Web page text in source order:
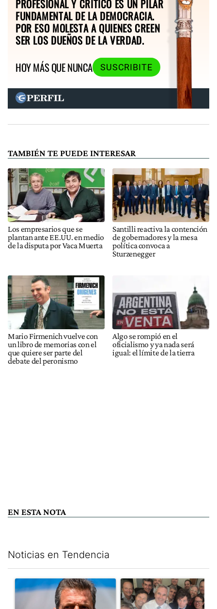
PROFESIONAL Y CRÍTICO ES UN PILAR
FUNDAMENTAL DE LA DEMOCRACIA.
POR ESO MOLESTA A QUIENES CREEN
SER LOS DUEÑOS DE LA VERDAD.
HOY MÁS QUE NUNCA
SUSCRIBITE
TAMBIÉN TE PUEDE INTERESAR
Los empresarios que se
plantan ante EE.UU. en medio
de la disputa por Vaca Muerta
Santilli reactiva la contención
de gobernadores y la mesa
política convoca a
Sturzenegger
Mario Firmenich vuelve con
un libro de memorias con el
que quiere ser parte del
debate del peronismo
Algo se rompió en el
oficialismo y ya nada será
igual: el límite de la tierra
EN ESTA NOTA
Noticias en Tendencia
Un artículo de tendencia con el título "Negociaciones en el
Un artículo de tendencia con